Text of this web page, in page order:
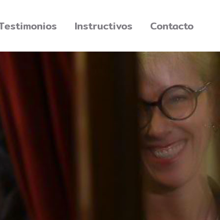
Instructivos Contacto